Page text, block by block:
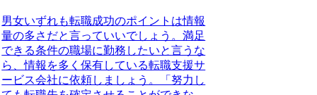
男女いずれも転職成功のポイントは情報
量の多さだと言っていいでしょう。満足
できる条件の職場に勤務したいと言うな
ら、情報を多く保有している転職支援サ
ービス会社に依頼しましょう。「努力し